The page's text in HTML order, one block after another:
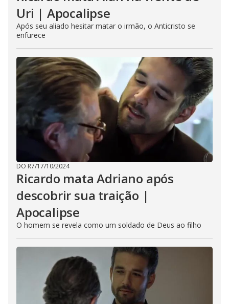
Uri | Apocalipse
Após seu aliado hesitar matar o irmão, o Anticristo se
enfurece
DO R7/17/10/2024
Ricardo mata Adriano após
descobrir sua traição |
Apocalipse
O homem se revela como um soldado de Deus ao filho